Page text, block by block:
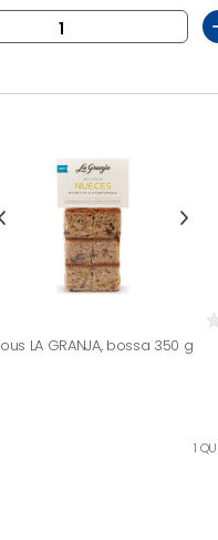
LA GRANJA, bossa 350 g
1